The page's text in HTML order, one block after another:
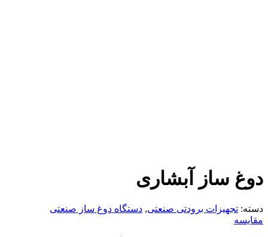
دوغ ساز آبشاری
دسته: تجهیزات برودتی صنعتی, دستگاه دوغ ساز صنعتی
مقایسه